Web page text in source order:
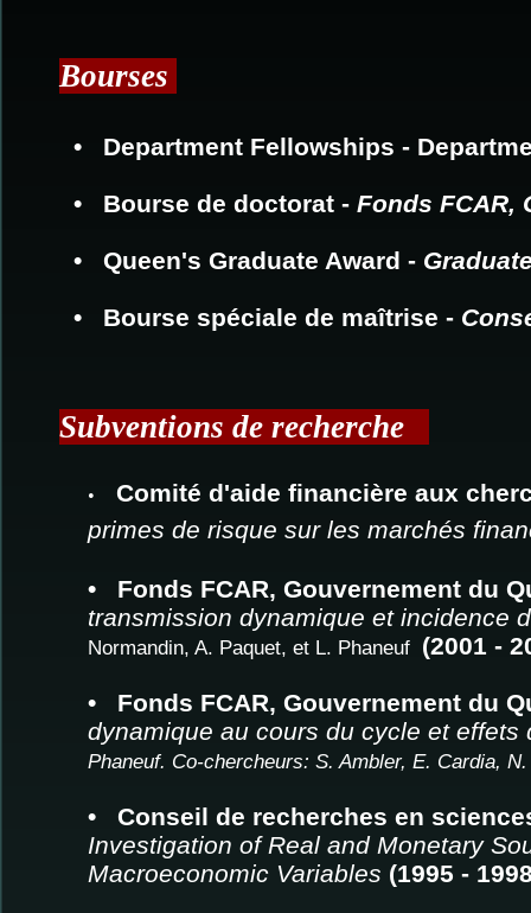
Bourses
• Department Fellowships -
• Bourse de doctorat - Fonds FCAR,
• Queen's Graduate Award -
• Bourse spéciale de maîtrise -
Subventions de recherche
•
Comité d'aide financière aux
primes de risque sur les marchés
• Fonds FCAR, Gouvernement du
transmission dynamique et incidence
Normandin, A. Paquet, et L. Phaneuf (2001 -
• Fonds FCAR, Gouvernement du
dynamique au cours du cycle et
Phaneuf. Co-chercheurs: S. Ambler, E. Cardia,
• Conseil de recherches en
Investigation of Real and Monetary
Macroeconomic Variables (1995 -